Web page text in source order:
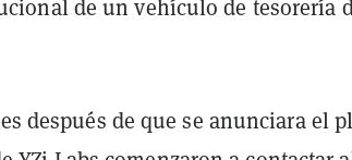
de un vehículo de tesorería
después de que se anunciara el